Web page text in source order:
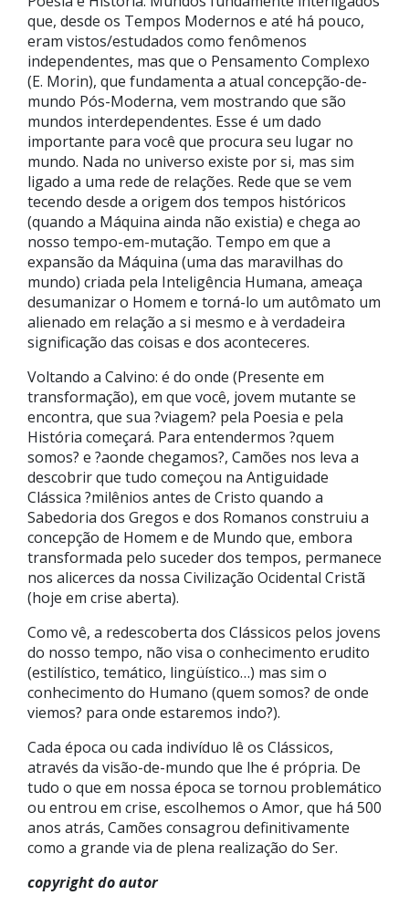
que, desde os Tempos Modernos e até há pouco,
eram vistos/estudados como fenômenos
independentes, mas que o Pensamento Complexo
(E. Morin), que fundamenta a atual concepção-de-
mundo Pós-Moderna, vem mostrando que são
mundos interdependentes. Esse é um dado
importante para você que procura seu lugar no
mundo. Nada no universo existe por si, mas sim
ligado a uma rede de relações. Rede que se vem
tecendo desde a origem dos tempos históricos
(quando a Máquina ainda não existia) e chega ao
nosso tempo-em-mutação. Tempo em que a
expansão da Máquina (uma das maravilhas do
mundo) criada pela Inteligência Humana, ameaça
desumanizar o Homem e torná-lo um autômato um
alienado em relação a si mesmo e à verdadeira
significação das coisas e dos aconteceres.
Voltando a Calvino: é do onde (Presente em
transformação), em que você, jovem mutante se
encontra, que sua ?viagem? pela Poesia e pela
História começará. Para entendermos ?quem
somos? e ?aonde chegamos?, Camões nos leva a
descobrir que tudo começou na Antiguidade
Clássica ?milênios antes de Cristo quando a
Sabedoria dos Gregos e dos Romanos construiu a
concepção de Homem e de Mundo que, embora
transformada pelo suceder dos tempos, permanece
nos alicerces da nossa Civilização Ocidental Cristã
(hoje em crise aberta).
Como vê, a redescoberta dos Clássicos pelos jovens
do nosso tempo, não visa o conhecimento erudito
(estilístico, temático, lingüístico…) mas sim o
conhecimento do Humano (quem somos? de onde
viemos? para onde estaremos indo?).
Cada época ou cada indivíduo lê os Clássicos,
através da visão-de-mundo que lhe é própria. De
tudo o que em nossa época se tornou problemático
ou entrou em crise, escolhemos o Amor, que há 500
anos atrás, Camões consagrou definitivamente
como a grande via de plena realização do Ser.
copyright do autor